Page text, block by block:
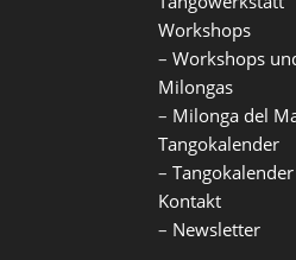
Workshops
– Workshops
Milongas
– Milonga del
Tangokalender
–
Kontakt
– Newsletter